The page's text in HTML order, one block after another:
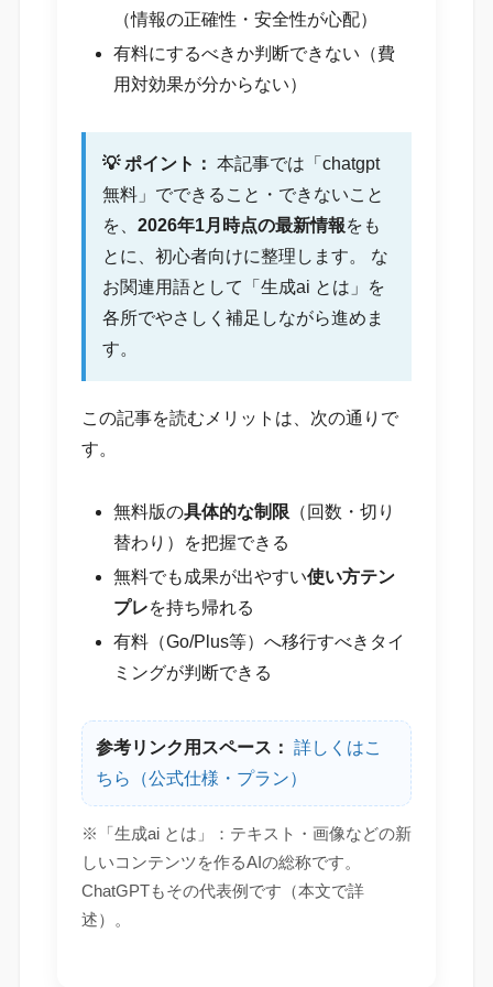
（情報の正確性・安全性が心配）
有料にするべきか判断できない（費
用対効果が分からない）
💡 ポイント： 本記事では「chatgpt
無料」でできること・できないこと
を、 2026年1月時点の最新情報をも
とに、初心者向けに整理します。 な
お関連用語として「生成ai とは」を
各所でやさしく補足しながら進めま
す。
この記事を読むメリットは、次の通りで
す。
無料版の具体的な制限 （回数・切り
替わり）を把握できる
無料でも成果が出やすい使い方テン
プレを持ち帰れる
有料（Go/Plus等）へ移行すべきタイ
ミングが判断できる
参考リンク用スペース： 詳しくはこ
ちら（公式仕様・プラン）
※「生成ai とは」：テキスト・画像などの新
しいコンテンツを作るAIの総称です。
ChatGPTもその代表例です（本文で詳
述）。